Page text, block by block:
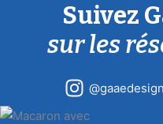
Suivez
sur les
@gaaedesign